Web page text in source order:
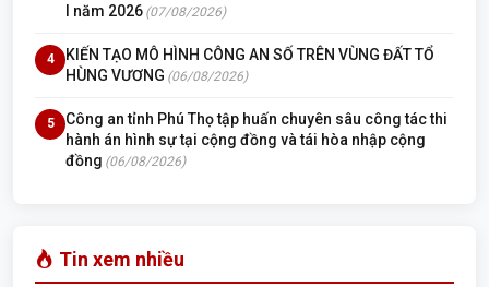
I năm 2026 (07/08/2026)
4
KIẾN TẠO MÔ HÌNH CÔNG AN SỐ TRÊN VÙNG ĐẤT TỔ
HÙNG VƯƠNG (06/08/2026)
5
Công an tỉnh Phú Thọ tập huấn chuyên sâu công tác thi
hành án hình sự tại cộng đồng và tái hòa nhập cộng
đồng (06/08/2026)
Tin xem nhiều